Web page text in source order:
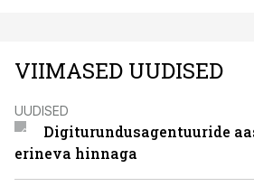
VIIMASED UUDISED
UUDISED
Digiturundusagentuuride
erineva hinnaga